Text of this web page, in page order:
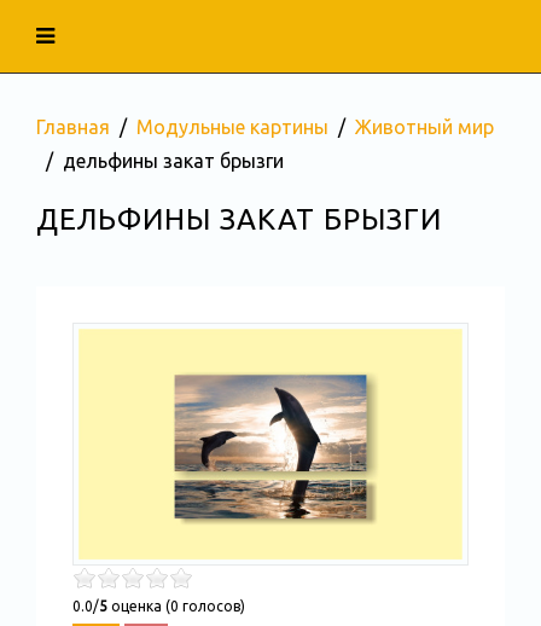
Главная Модульные картины
Животный мир
дельфины закат брызги
ДЕЛЬФИНЫ ЗАКАТ БРЫЗГИ
0.0/5 оценка (0 голосов)